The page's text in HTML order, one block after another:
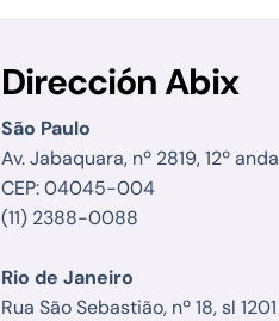
Dirección Abix
São Paulo
Av. Jabaquara, nº 2819, 12º
CEP: 04045-004
(11) 2388-0088
Rio de Janeiro
Rua São Sebastião, nº 18, sl 1201